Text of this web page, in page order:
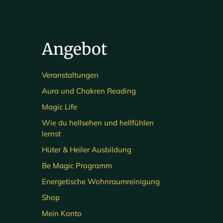
Angebot
Veranstaltungen
Aura und Chakren Reading
Magic Life
Wie du hellsehen und hellfühlen
lernst
Hüter & Heiler Ausbildung
Be Magic Programm
Energetische Wohnraumreinigung
Shop
Mein Konto